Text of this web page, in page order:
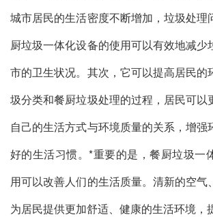
城市居民的生活密度不断增加，垃圾处理
厨垃圾一体化设备的使用可以有效地减少
市的卫生状况。其次，它可以提高居民的
圾分类和餐厨垃圾处理的过程，居民可以
自己的生活方式与环境质量的关系，增强
好的生活习惯。*重要的是，餐厨垃圾一
用可以改善人们的生活质量。清新的空气
为居民提供更加舒适、健康的生活环境，